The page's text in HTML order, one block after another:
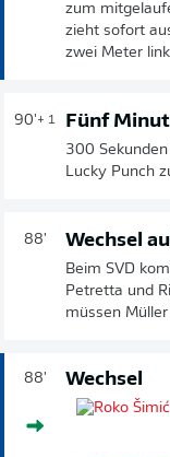
zum
zieht sofort
zwei Meter
90'+ 1 Fünf
300
Lucky Punch
88' Wechsel
Beim SVD
Petretta und
müssen
88' Wechsel